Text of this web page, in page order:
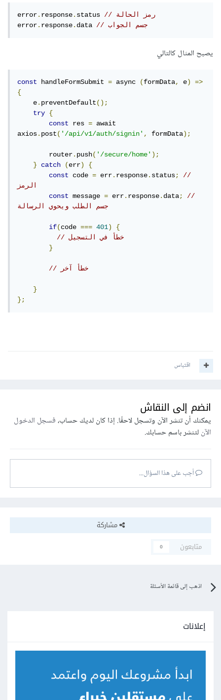
error.response.status
// رمز الحالة
error.response.data // جسم الجواب
يصبح المثال كالتالي
const handleFormSubmit = async (formData, e)
=>
{
    e
.preventDefault();
try
{
const
res = await
axios.post('/api/v1/auth/signin', formData);
        router
.push('/secure/home');
}
catch (err)
{
const
code = err.response.status;
//
الرمز
const message = err.response.data;
//
جسم الطلب ويحوي الرسالة
if(code === 401)
{
// خطأ في التسجيل
}
// خطأ آخر
}
};
اقتباس
انضم إلى النقاش
يمكنك أن تنشر الآن وتسجل لاحقًا. إذا كان لديك حساب،فسجل الدخول
الآنلتنشر باسم حسابك.
أجب على هذا السؤال...
مشاركة
متابعون
0
اذهب إلى قائمة الأسئلة
إعلانات